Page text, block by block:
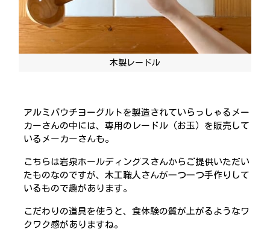
木製レードル
アルミパウチヨーグルトを製造されていらっしゃるメー
カーさんの中には、専用のレードル（お玉）を販売して
いるメーカーさんも。
こちらは岩泉ホールディングスさんからご提供いただい
たものなのですが、木工職人さんが一つ一つ手作りして
いるもので趣があります。
こだわりの道具を使うと、食体験の質が上がるようなワ
クワク感がありますね。